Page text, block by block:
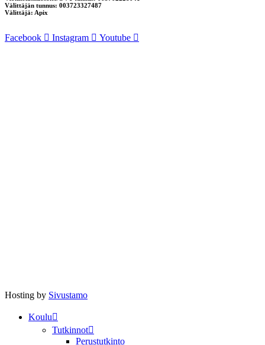
Välittäjän tunnus: 003723327487
Välittäjä: Apix
Facebook Instagram Youtube
Hosting by Sivustamo
Koulu
Tutkinnot
Perustutkinto